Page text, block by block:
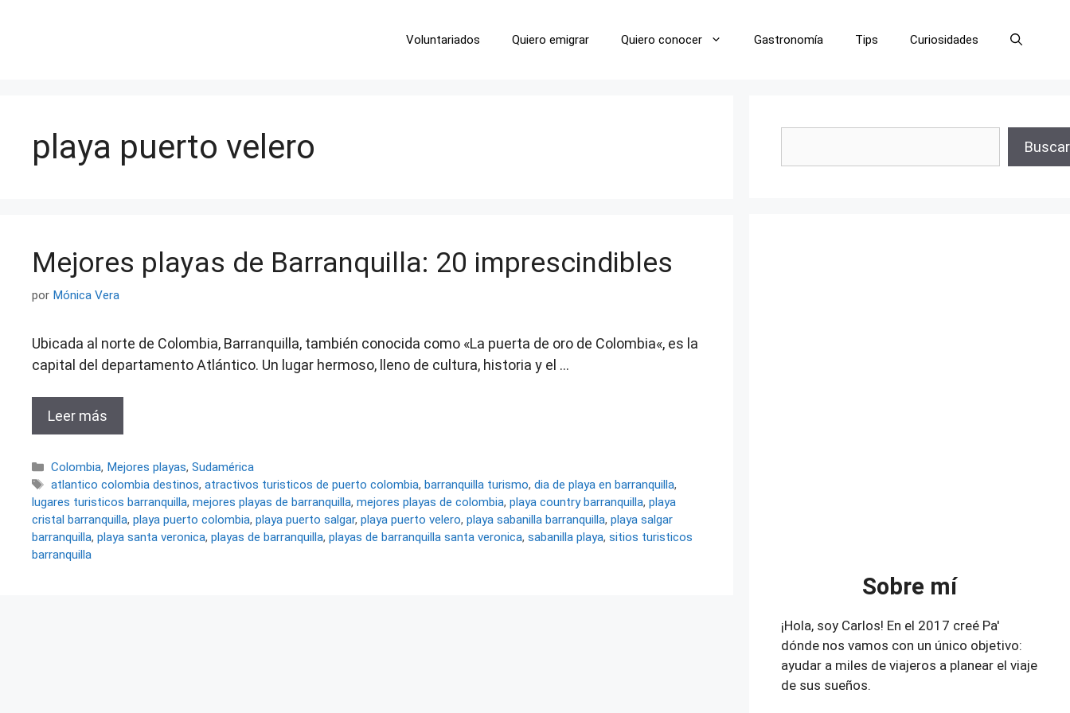
Voluntariados Quiero emigrar Quiero conocer Gastronomía Tips Curiosidades
playa puerto velero
Mejores playas de Barranquilla: 20 imprescindibles
por Mónica Vera
Ubicada al norte de Colombia, Barranquilla, también conocida como «La puerta de oro de Colombia«, es la
capital del departamento Atlántico. Un lugar hermoso, lleno de cultura, historia y el …
Leer más
Categorías
Colombia, Mejores playas,Sudamérica
Etiquetas
atlantico colombia destinos,atractivos turisticos de puerto colombia,barranquilla turismo,dia de playa en barranquilla,
lugares turisticos barranquilla, mejores playas de barranquilla, mejores playas de colombia, playa country barranquilla, playa
cristal barranquilla, playa puerto colombia, playa puerto salgar, playa puerto velero, playa sabanilla barranquilla, playa salgar
barranquilla, playa santa veronica, playas de barranquilla, playas de barranquilla santa veronica, sabanilla playa, sitios turisticos
barranquilla
Buscar
Sobre mí
¡Hola, soy Carlos! En el 2017 creé Pa'
dónde nos vamos con un único objetivo:
ayudar a miles de viajeros a planear el viaje
de sus sueños.